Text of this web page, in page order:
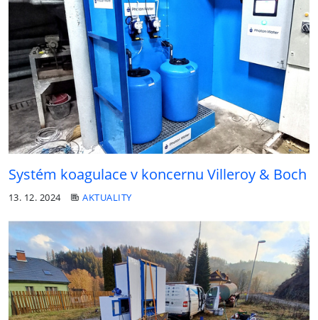
Systém koagulace v koncernu Villeroy & Boch
13. 12. 2024 AKTUALITY